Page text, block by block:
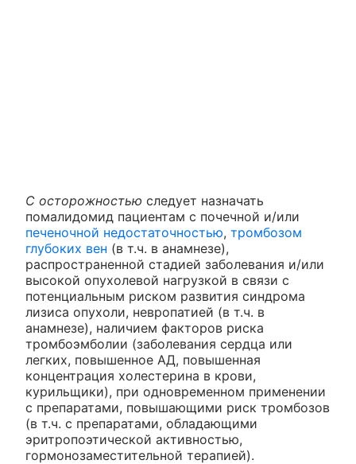
С осторожностью следует назначать
помалидомид пациентам с почечной и/или
печеночной недостаточностью, тромбозом
глубоких вен (в т.ч. в анамнезе),
распространенной стадией заболевания и/или
высокой опухолевой нагрузкой в связи с
потенциальным риском развития синдрома
лизиса опухоли, невропатией (в т.ч. в
анамнезе), наличием факторов риска
тромбоэмболии (заболевания сердца или
легких, повышенное АД, повышенная
концентрация холестерина в крови,
курильщики), при одновременном применении
с препаратами, повышающими риск тромбозов
(в т.ч. с препаратами, обладающими
эритропоэтической активностью,
гормонозаместительной терапией).